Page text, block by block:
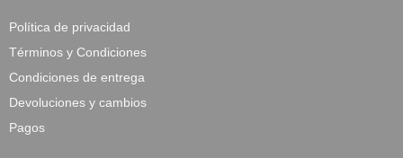
Política de privacidad
Términos y Condiciones
Condiciones de entrega
Devoluciones y cambios
Pagos